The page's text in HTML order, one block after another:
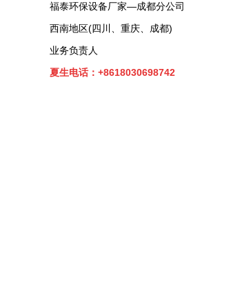
福泰环保设备厂家—成都分公司
西南地区(四川、重庆、成都)
业务负责人
夏生电话：+8618030698742